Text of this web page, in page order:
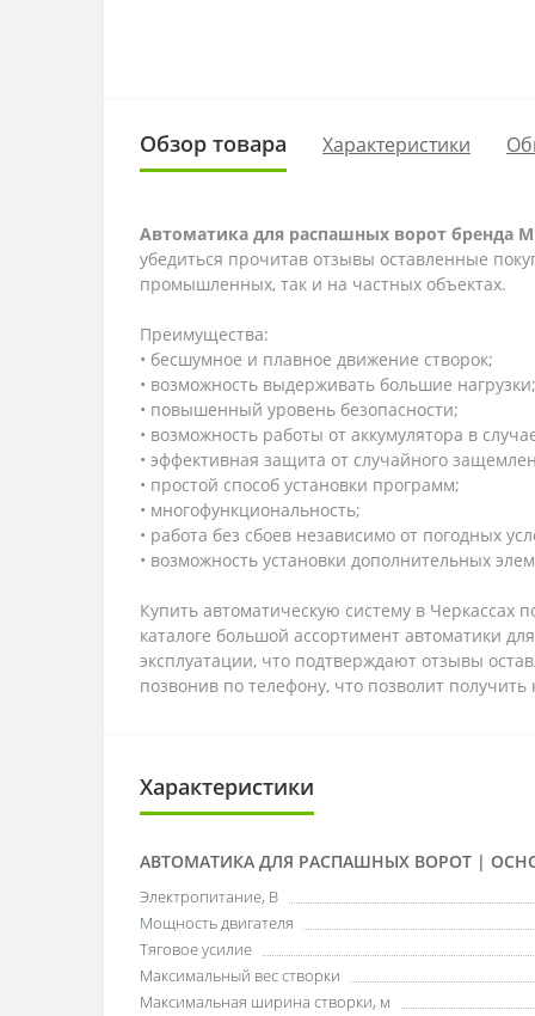
Обзор товара Характеристики
Автоматика для распашных ворот бренда
убедиться прочитав отзывы оставленные
промышленных, так и на частных объектах.
Преимущества:
• бесшумное и плавное движение створок;
• возможность выдерживать большие нагрузки;
• повышенный уровень безопасности;
• возможность работы от аккумулятора в
• эффективная защита от случайного
• простой способ установки программ;
• многофункциональность;
• работа без сбоев независимо от погодных
• возможность установки дополнительных
Купить автоматическую систему в
каталоге большой ассортимент автоматики
эксплуатации, что подтверждают отзывы
позвонив по телефону, что позволит
Характеристики
АВТОМАТИКА ДЛЯ РАСПАШНЫХ ВОРОТ |
Электропитание, В
Мощность двигателя
Тяговое усилие
Максимальный вес створки
Максимальная ширина створки, м